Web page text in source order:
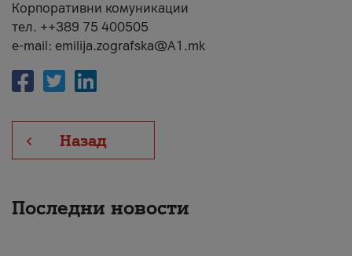
Корпоративни комуникации
тел. ++389 75 400505
e-mail: emilija.zografska@A1.mk
Назад
Последни новости